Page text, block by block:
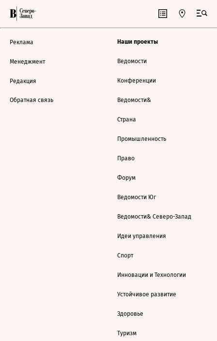
Реклама
Менеджмент
Редакция
Обратная связь
Наши проекты
Ведомости
Конференции
Ведомости&
Страна
Промышленность
Право
Форум
Ведомости Юг
Ведомости& Северо-Запад
Идеи управления
Спорт
Инновации и Технологии
Устойчивое развитие
Здоровье
Туризм